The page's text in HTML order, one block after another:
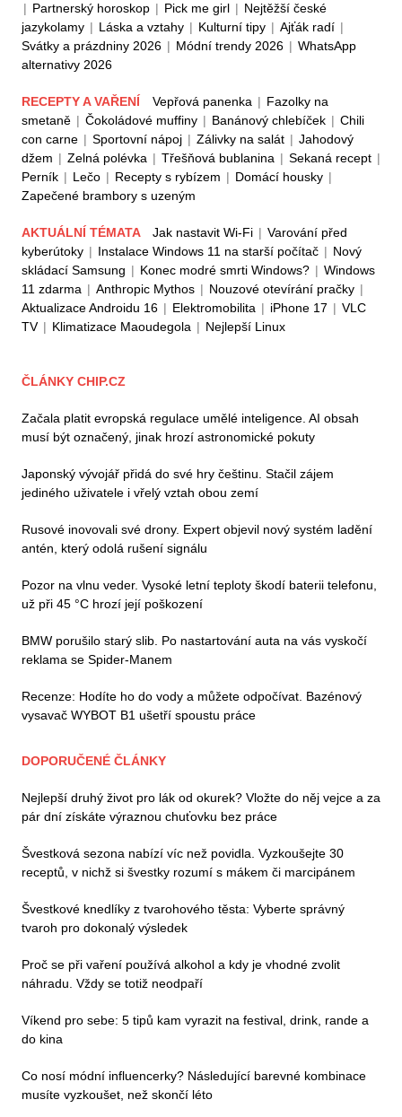
| Partnerský horoskop | Pick me girl | Nejtěžší české
jazykolamy | Láska a vztahy | Kulturní tipy | Ajťák radí |
Svátky a prázdniny 2026 | Módní trendy 2026 | WhatsApp
alternativy 2026
RECEPTY A VAŘENÍ Vepřová panenka | Fazolky na
smetaně | Čokoládové muffiny | Banánový chlebíček | Chili
con carne | Sportovní nápoj | Zálivky na salát | Jahodový
džem | Zelná polévka | Třešňová bublanina | Sekaná recept |
Perník | Lečo | Recepty s rybízem | Domácí housky |
Zapečené brambory s uzeným
AKTUÁLNÍ TÉMATA Jak nastavit Wi-Fi | Varování před
kyberútoky | Instalace Windows 11 na starší počítač | Nový
skládací Samsung | Konec modré smrti Windows? | Windows
11 zdarma | Anthropic Mythos | Nouzové otevírání pračky |
Aktualizace Androidu 16 | Elektromobilita | iPhone 17 | VLC
TV | Klimatizace Maoudegola | Nejlepší Linux
ČLÁNKY CHIP.CZ
Začala platit evropská regulace umělé inteligence. AI obsah
musí být označený, jinak hrozí astronomické pokuty
Japonský vývojář přidá do své hry češtinu. Stačil zájem
jediného uživatele i vřelý vztah obou zemí
Rusové inovovali své drony. Expert objevil nový systém ladění
antén, který odolá rušení signálu
Pozor na vlnu veder. Vysoké letní teploty škodí baterii telefonu,
už při 45 °C hrozí její poškození
BMW porušilo starý slib. Po nastartování auta na vás vyskočí
reklama se Spider-Manem
Recenze: Hodíte ho do vody a můžete odpočívat. Bazénový
vysavač WYBOT B1 ušetří spoustu práce
DOPORUČENÉ ČLÁNKY
Nejlepší druhý život pro lák od okurek? Vložte do něj vejce a za
pár dní získáte výraznou chuťovku bez práce
Švestková sezona nabízí víc než povidla. Vyzkoušejte 30
receptů, v nichž si švestky rozumí s mákem či marcipánem
Švestkové knedlíky z tvarohového těsta: Vyberte správný
tvaroh pro dokonalý výsledek
Proč se při vaření používá alkohol a kdy je vhodné zvolit
náhradu. Vždy se totiž neodpaří
Víkend pro sebe: 5 tipů kam vyrazit na festival, drink, rande a
do kina
Co nosí módní influencerky? Následující barevné kombinace
musíte vyzkoušet, než skončí léto